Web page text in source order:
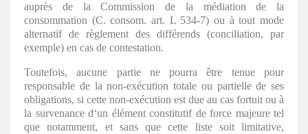
auprès de la Commission de la médiation de la
consommation (C. consom. art. L 534-7) ou à tout mode
alternatif de règlement des différends (conciliation, par
exemple) en cas de contestation.
Toutefois, aucune partie ne pourra être tenue pour
responsable de la non-exécution totale ou partielle de ses
obligations, si cette non-exécution est due au cas fortuit ou à
la survenance d‘un élément constitutif de force majeure tel
que notamment, et sans que cette liste soit limitative,